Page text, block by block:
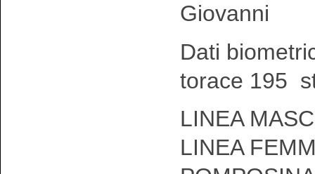
Giovanni
Dati
torace 195
LINEA
LINEA